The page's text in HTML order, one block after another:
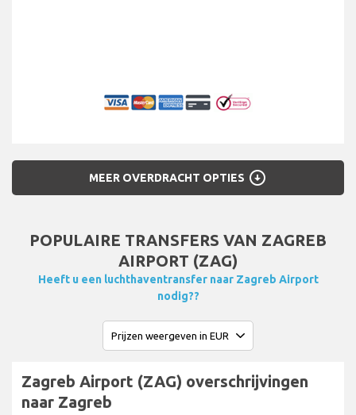
MEER OVERDRACHT OPTIES arrow_circle_down
POPULAIRE TRANSFERS VAN ZAGREB
AIRPORT (ZAG)
Heeft u een luchthaventransfer naar Zagreb Airport
nodig??
Zagreb Airport (ZAG) overschrijvingen
naar Zagreb